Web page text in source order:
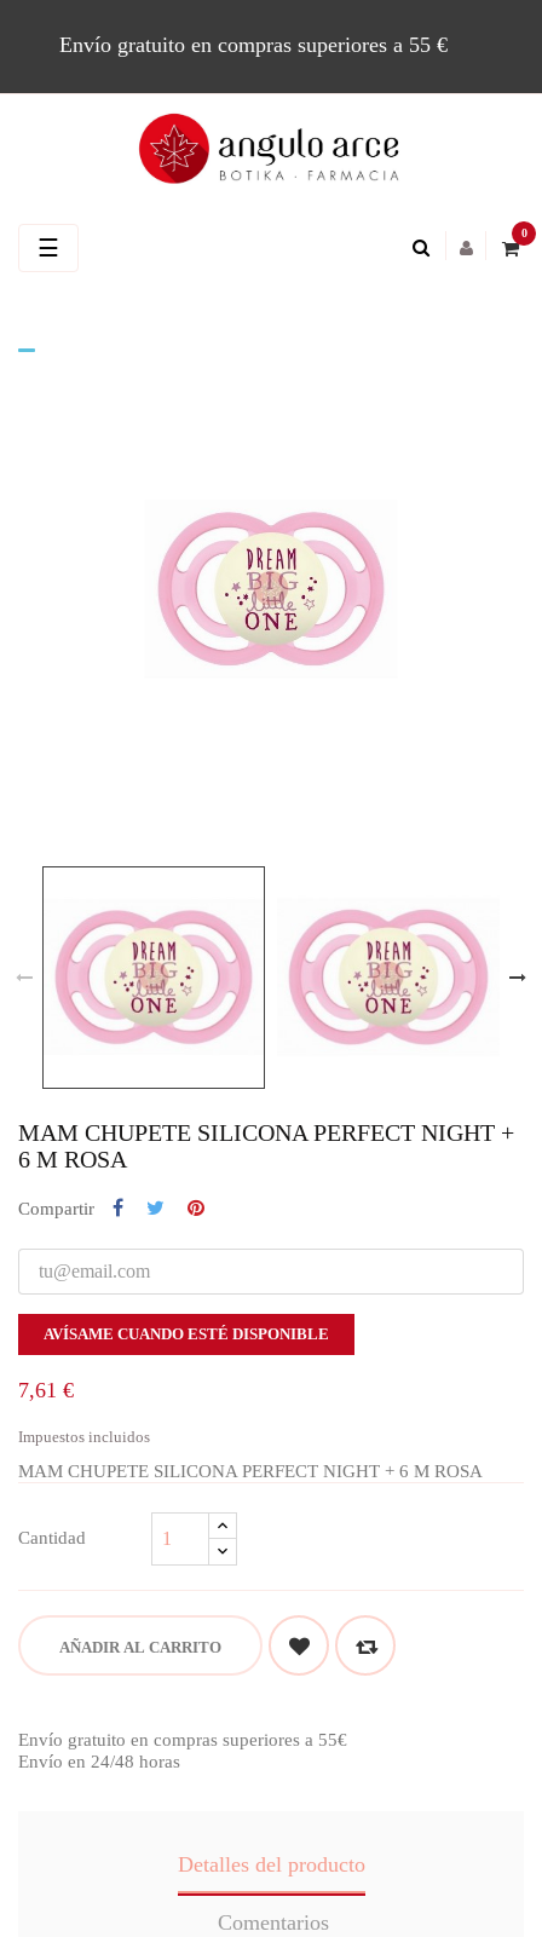
Envío gratuito en compras superiores a 55 €
0
Navegación
☰
MAM CHUPETE SILICONA PERFECT NIGHT +
6 M ROSA
Compartir
AVÍSAME CUANDO ESTÉ DISPONIBLE
7,61 €
Impuestos incluidos
MAM CHUPETE SILICONA PERFECT NIGHT + 6 M ROSA
Cantidad
AÑADIR AL CARRITO
Envío gratuito en compras superiores a 55€
Envío en 24/48 horas
Detalles del producto
Comentarios